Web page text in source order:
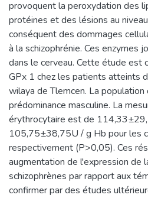
provoquent la peroxydation des
protéines et des lésions au
conséquent des dommages
à la schizophrénie. Ces enzymes
dans le cerveau. Cette étude est
GPx 1 chez les patients atteints
wilaya de Tlemcen. La population
prédominance masculine. La
érythrocytaire est de
105,75±38,75U / g Hb pour les
respectivement (P>0,05). Ces
augmentation de l'expression de
schizophrènes par rapport aux
confirmer par des études